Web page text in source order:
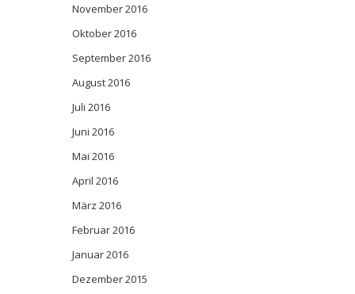
November 2016
Oktober 2016
September 2016
August 2016
Juli 2016
Juni 2016
Mai 2016
April 2016
März 2016
Februar 2016
Januar 2016
Dezember 2015